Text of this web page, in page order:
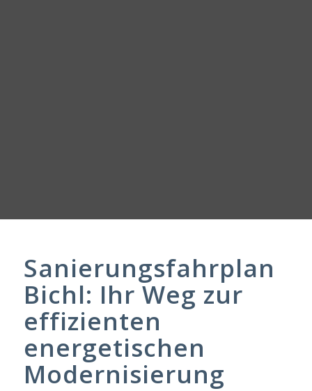
Sanierungsfahrplan
Bichl: Ihr Weg zur
effizienten
energetischen
Modernisierung